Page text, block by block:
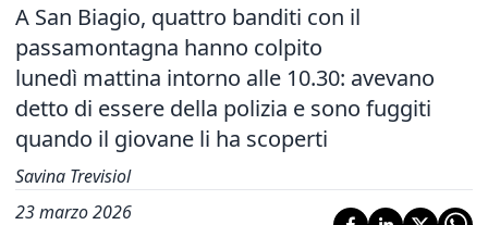
A San Biagio, quattro banditi con il
passamontagna hanno colpito
lunedì mattina intorno alle 10.30: avevano
detto di essere della polizia e sono fuggiti
quando il giovane li ha scoperti
Savina Trevisiol
23 marzo 2026